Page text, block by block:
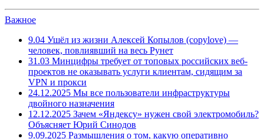
Важное
9.04 Ушёл из жизни Алексей Копылов (copylove) —
человек, повлиявший на весь Рунет
31.03 Минцифры требует от топовых российских веб-
проектов не оказывать услуги клиентам, сидящим за
VPN и прокси
24.12.2025 Мы все пользователи инфраструктуры
двойного назначения
12.12.2025 Зачем «Яндексу» нужен свой электромобиль?
Объясняет Юрий Синодов
9.09.2025 Размышления о том, какую оперативно